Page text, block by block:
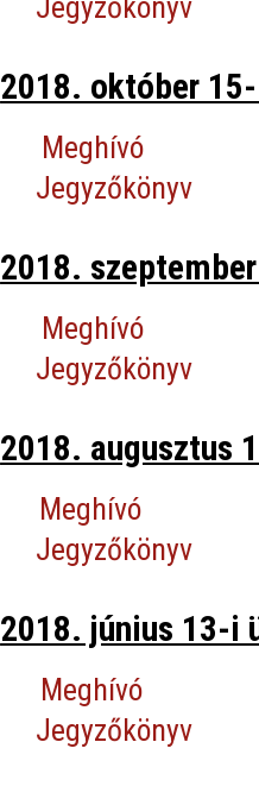
2018. október
Meghívó
Jegyzőkönyv
2018.
Meghívó
Jegyzőkönyv
2018. augusztus
Meghívó
Jegyzőkönyv
2018. június 13-i
Meghívó
Jegyzőkönyv